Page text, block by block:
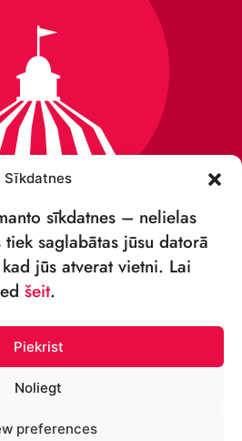
Sīkdatnes
sīkdatnes – nelielas
saglabātas jūsu datorā
jūs atverat vietni. Lai
šeit.
Piekrist
Noliegt
preferences
CIRKS”
iela 4,
1050, Latvija
40003027789